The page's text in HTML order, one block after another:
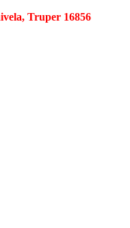
Truper 16856